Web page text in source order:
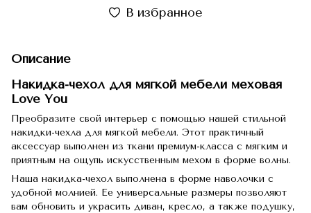
В избранное
Описание
Накидка-чехол для мягкой мебели меховая
Love You
Преобразите свой интерьер с помощью нашей стильной
накидки-чехла для мягкой мебели. Этот практичный
аксессуар выполнен из ткани премиум-класса с мягким и
приятным на ощупь искусственным мехом в форме волны.
Наша накидка-чехол выполнена в форме наволочки с
удобной молнией. Ее универсальные размеры позволяют
вам обновить и украсить диван, кресло, а также подушку,